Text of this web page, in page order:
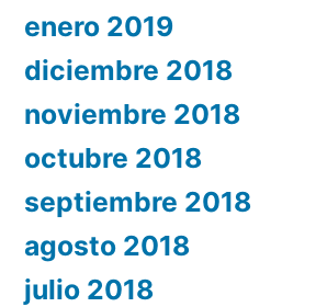
enero 2019
diciembre 2018
noviembre 2018
octubre 2018
septiembre 2018
agosto 2018
julio 2018